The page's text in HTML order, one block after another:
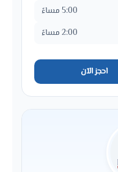
5:00 مساءً
2:00 مساءً
احجز الآن